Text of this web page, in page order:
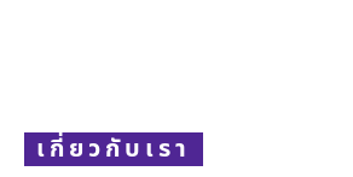
เกี่ยวกับเรา